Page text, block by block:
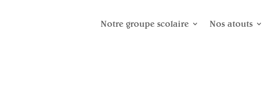
Notre groupe scolaire Nos atouts